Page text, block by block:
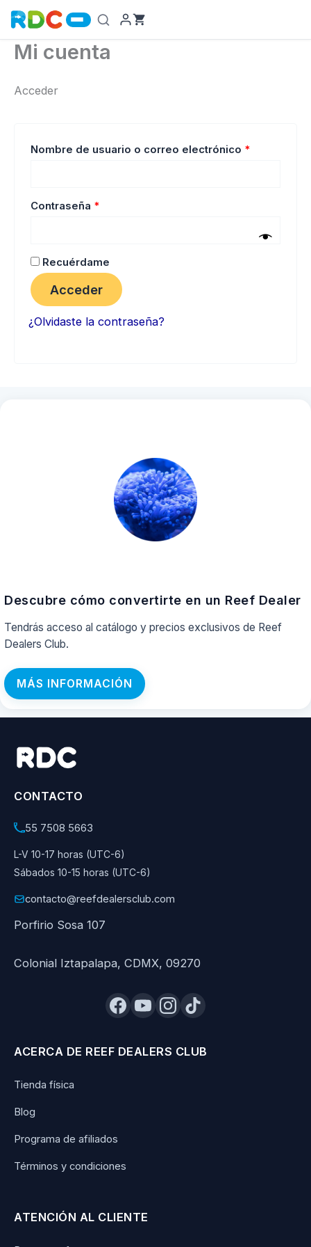
contenido
Mi cuenta
Acceder
Nombre de usuario o correo electrónico *
Contraseña *
Recuérdame
Acceder
¿Olvidaste la contraseña?
Descubre cómo convertirte en un Reef Dealer
Tendrás acceso al catálogo y precios exclusivos de Reef
Dealers Club.
MÁS INFORMACIÓN
CONTACTO
55 7508 5663
L-V 10-17 horas (UTC-6)
Sábados 10-15 horas (UTC-6)
contacto@reefdealersclub.com
Porfirio Sosa 107
Colonial Iztapalapa, CDMX, 09270
ACERCA DE REEF DEALERS CLUB
Tienda física
Blog
Programa de afiliados
Términos y condiciones
ATENCIÓN AL CLIENTE